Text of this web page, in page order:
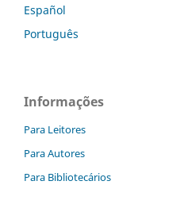
Español
Português
Informações
Para Leitores
Para Autores
Para Bibliotecários